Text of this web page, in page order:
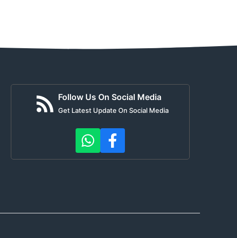
Follow Us On Social Media
Get Latest Update On Social Media